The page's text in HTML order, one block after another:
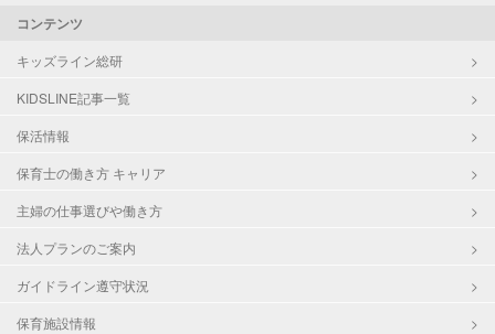
コンテンツ
キッズライン総研
KIDSLINE記事一覧
保活情報
保育士の働き方 キャリア
主婦の仕事選びや働き方
法人プランのご案内
ガイドライン遵守状況
保育施設情報